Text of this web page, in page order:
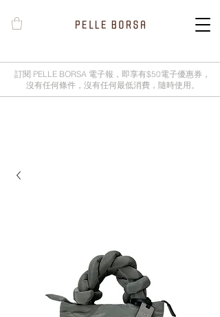
訂閱 PELLE BORSA 電子報，即享有$50電子優惠券，
沒有任何條件，沒有任何最低消費，隨時使用。